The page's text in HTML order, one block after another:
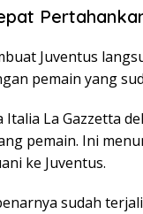
Juventus
pemain yang
La Gazzetta
pemain. Ini
ke Juventus.
sudah